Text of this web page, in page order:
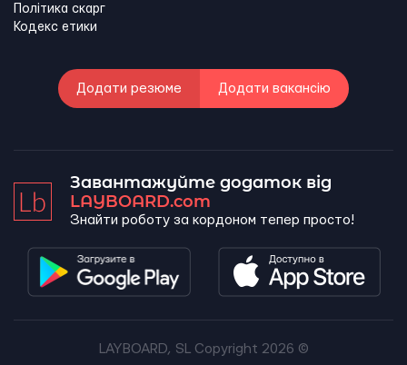
Політика скарг
Кодекс етики
Додати резюме Додати вакансію
Завантажуйте додаток від
LAYBOARD.com
Знайти роботу за кордоном тепер просто!
LAYBOARD, SL Copyright 2026 ©